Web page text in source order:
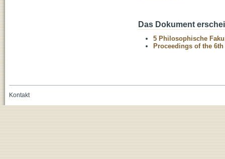
Das Dokument
5 Philosophische
Proceedings of the
Kontakt